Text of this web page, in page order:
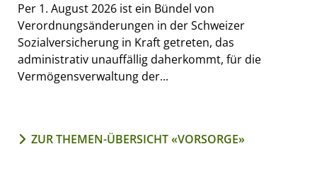
Per 1. August 2026 ist ein Bündel von
Verordnungsänderungen in der Schweizer
Sozialversicherung in Kraft getreten, das
administrativ unauffällig daherkommt, für die
Vermögensverwaltung der...
ZUR THEMEN-ÜBERSICHT «VORSORGE»